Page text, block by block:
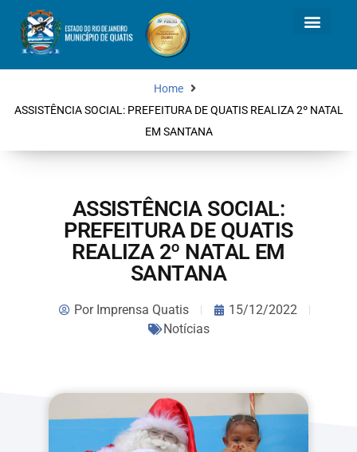
Home
ASSISTÊNCIA SOCIAL: PREFEITURA DE QUATIS REALIZA 2º NATAL
EM SANTANA
ASSISTÊNCIA SOCIAL:
PREFEITURA DE QUATIS
REALIZA 2º NATAL EM
SANTANA
PorImprensa Quatis
15/12/2022
Notícias